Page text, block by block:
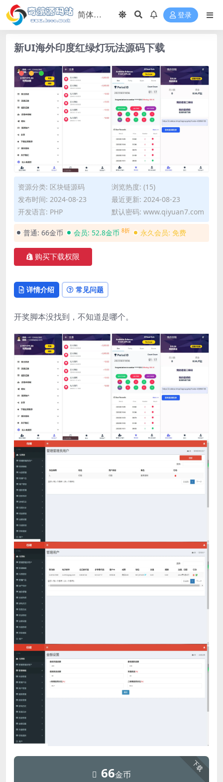
登录
新UI海外印度红绿灯玩法源码下载
资源分类: 区块链源码
浏览热度: (15)
发布时间: 2024-08-23
最近更新: 2024-08-23
开发语言: PHP
默认密码: www.qiyuan7.com
普通: 66金币 会员: 52.8金币 8折 永久会员: 免费
购买下载权限
详情介绍 常见问题
开奖脚本没找到，不知道是哪个。
下载
66金币